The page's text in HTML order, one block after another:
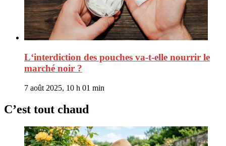
L‘interdiction des pouches va-t-elle nourrir le
marché noir ?
7 août 2025, 10 h 01 min
C’est tout chaud